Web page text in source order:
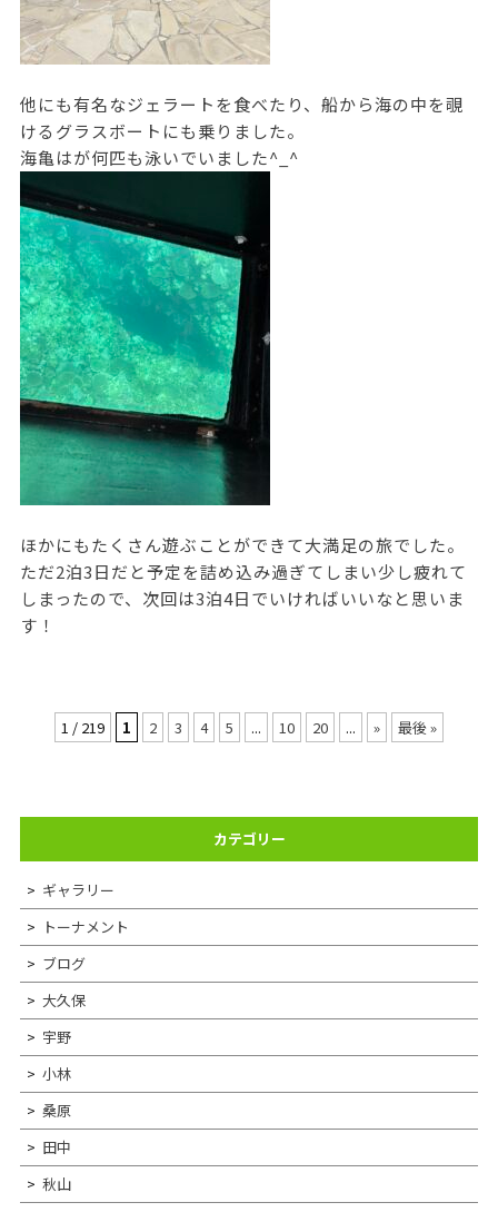
他にも有名なジェラートを食べたり、船から海の中を覗
けるグラスボートにも乗りました。
海亀はが何匹も泳いでいました^_^
ほかにもたくさん遊ぶことができて大満足の旅でした。
ただ2泊3日だと予定を詰め込み過ぎてしまい少し疲れて
しまったので、次回は3泊4日でいければいいなと思いま
す！
1 / 219 1 2 3 4 5 ... 10 20 ... » 最後 »
カテゴリー
ギャラリー
トーナメント
ブログ
大久保
宇野
小林
桑原
田中
秋山